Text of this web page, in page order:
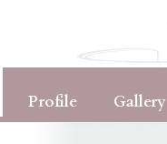
Profile Gallery